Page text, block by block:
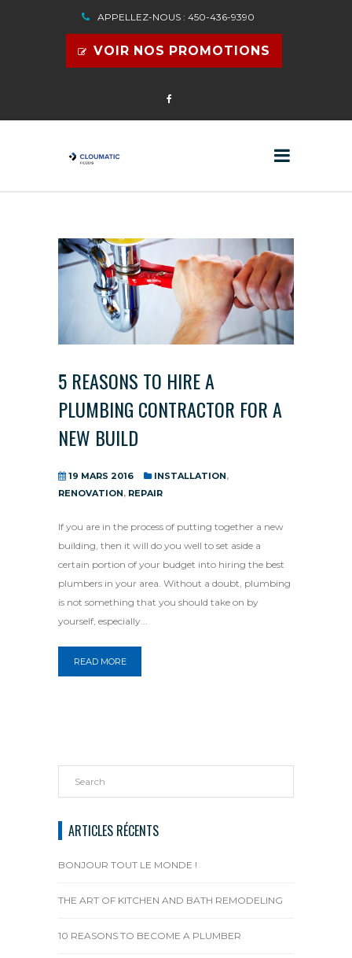
APPELLEZ-NOUS : 450-436-9390
VOIR NOS PROMOTIONS
5 REASONS TO HIRE A
PLUMBING CONTRACTOR FOR A
NEW BUILD
19 MARS 2016 INSTALLATION,
RENOVATION, REPAIR
If you are in the process of putting together a new
building, then it will do you well to set aside a
certain portion of your budget into hiring the best
plumbers in your area. Without a doubt, plumbing
is not something that you should take on by
yourself, especially...
READ MORE
ARTICLES RÉCENTS
BONJOUR TOUT LE MONDE !
THE ART OF KITCHEN AND BATH REMODELING
10 REASONS TO BECOME A PLUMBER